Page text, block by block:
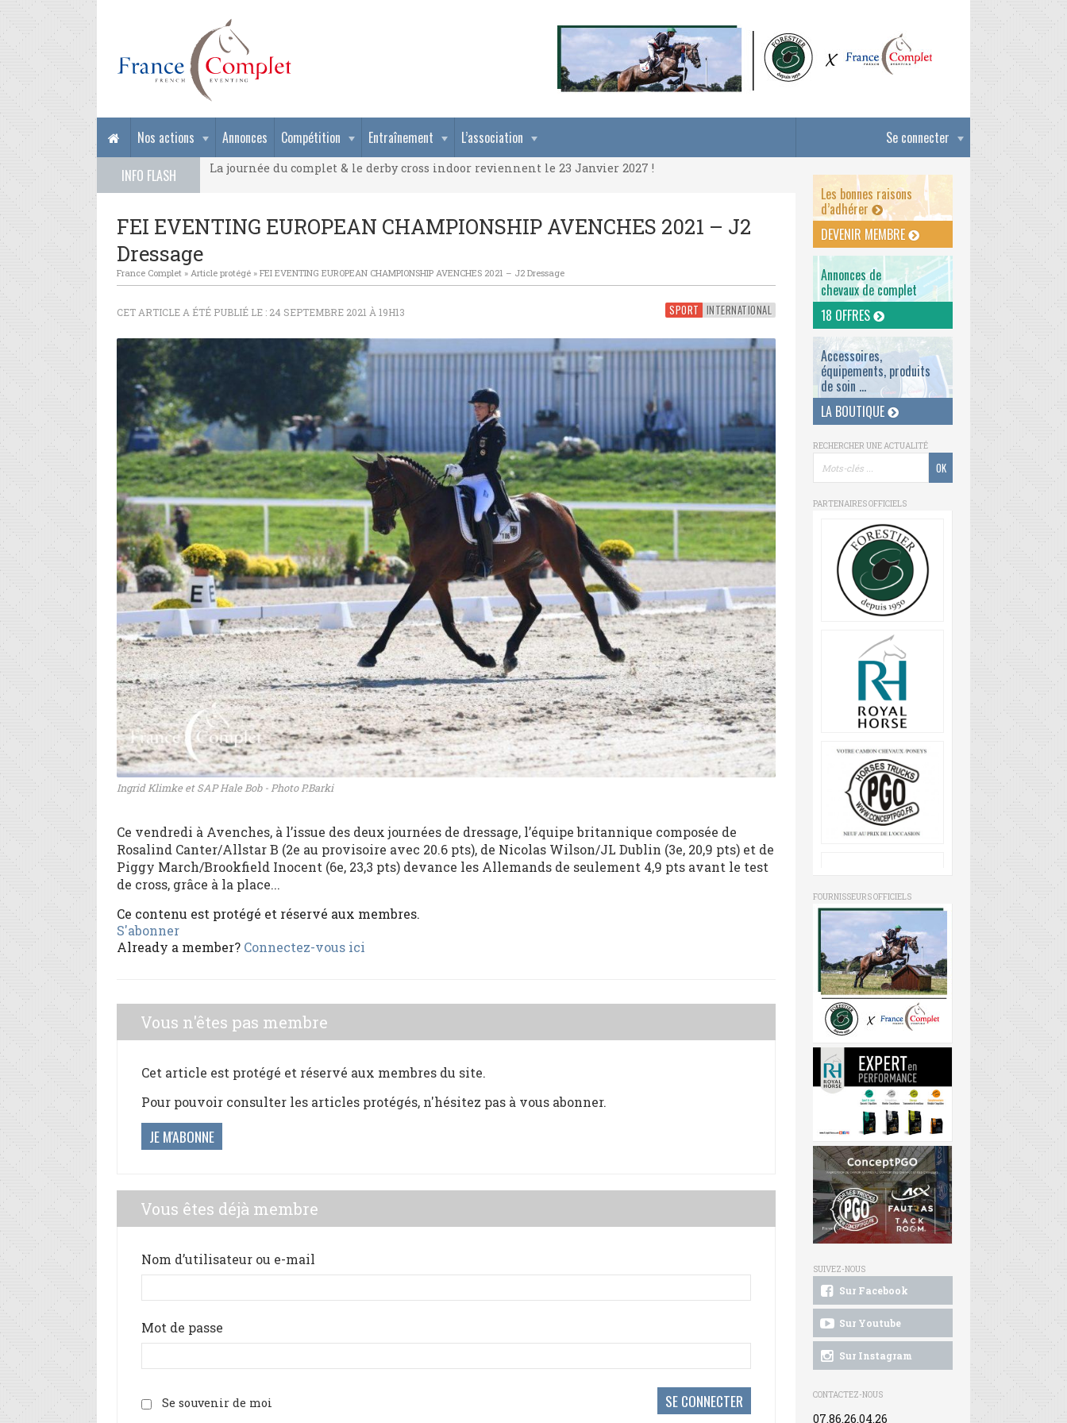
Se connecter
Nos actions Annonces Compétition Entraînement
L’association
INFO FLASH
La journée du complet & le derby cross indoor reviennent le 23 Janvier 2027 !
La journée du complet & le derby cross indoor reviennent le 23 Janvier 2027 !
FEI EVENTING EUROPEAN CHAMPIONSHIP AVENCHES 2021 – J2
Dressage
France Complet » Article protégé » FEI EVENTING EUROPEAN CHAMPIONSHIP AVENCHES 2021 – J2 Dressage
SPORT INTERNATIONAL
CET ARTICLE A ÉTÉ PUBLIÉ LE : 24 SEPTEMBRE 2021 À 19H13
Ingrid Klimke et SAP Hale Bob - Photo P.Barki
Ce vendredi à Avenches, à l’issue des deux journées de dressage, l’équipe britannique composée de
Rosalind Canter/Allstar B (2e au provisoire avec 20.6 pts), de Nicolas Wilson/JL Dublin (3e, 20,9 pts) et de
Piggy March/Brookfield Inocent (6e, 23,3 pts) devance les Allemands de seulement 4,9 pts avant le test
de cross, grâce à la place...
Ce contenu est protégé et réservé aux membres.
S'abonner
Already a member? Connectez-vous ici
Vous n'êtes pas membre
Cet article est protégé et réservé aux membres du site.
Pour pouvoir consulter les articles protégés, n'hésitez pas à vous abonner.
JE M'ABONNE
Vous êtes déjà membre
Nom d’utilisateur ou e-mail
Mot de passe
Se souvenir de moi
Les bonnes raisons
d’adhérer
DEVENIR MEMBRE
Annonces de
chevaux de complet
18 OFFRES
Accessoires,
équipements, produits
de soin ...
LA BOUTIQUE
RECHERCHER UNE ACTUALITÉ
PARTENAIRES OFFICIELS
FOURNISSEURS OFFICIELS
SUIVEZ-NOUS
Sur Facebook
Sur Youtube
Sur Instagram
CONTACTEZ-NOUS
07.86.26.04.26